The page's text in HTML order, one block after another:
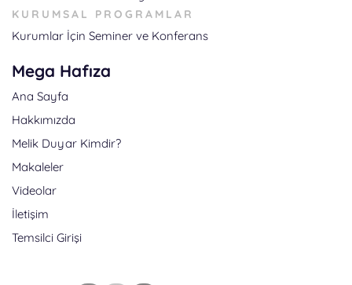
KURUMSAL PROGRAMLAR
Kurumlar İçin Seminer ve Konferans
Mega Hafıza
Ana Sayfa
Hakkımızda
Melik Duyar Kimdir?
Makaleler
Videolar
İletişim
Temsilci Girişi